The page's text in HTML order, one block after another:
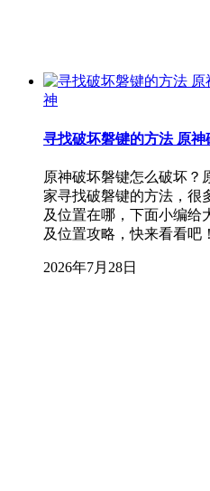
神
寻找破坏磐键的方法 原
原神破坏磐键怎么破坏？
家寻找破磐键的方法，很
及位置在哪，下面小编给
及位置攻略，快来看看
2026年7月28日